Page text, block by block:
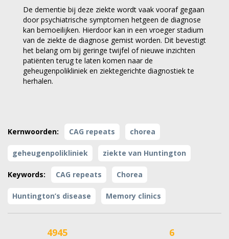
De dementie bij deze ziekte wordt vaak vooraf gegaan
door psychiatrische symptomen hetgeen de diagnose
kan bemoeilijken. Hierdoor kan in een vroeger stadium
van de ziekte de diagnose gemist worden. Dit bevestigt
het belang om bij geringe twijfel of nieuwe inzichten
patiënten terug te laten komen naar de
geheugenpolikliniek en ziektegerichte diagnostiek te
herhalen.
Kernwoorden: CAG repeats chorea
geheugenpolikliniek ziekte van Huntington
Keywords: CAG repeats Chorea
Huntington’s disease Memory clinics
4945 6